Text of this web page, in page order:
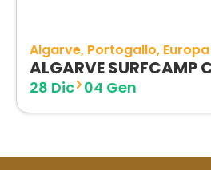
Algarve Portogallo Europa
ALGARVE SURFCAMP
28 Dic 04 Gen